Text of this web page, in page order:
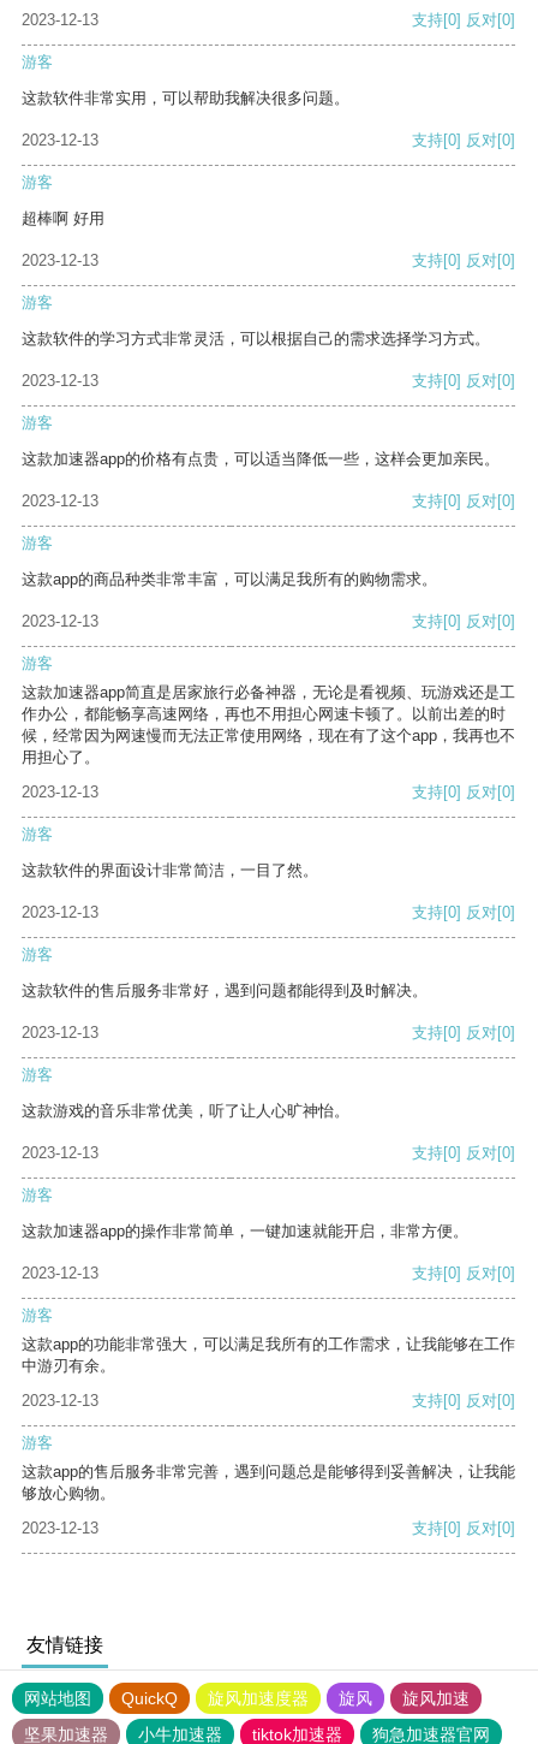
2023-12-13
支持[0] 反对[0]
游客
这款软件非常实用，可以帮助我解决很多问题。
2023-12-13 支持[0] 反对[0]
游客
超棒啊 好用
2023-12-13 支持[0] 反对[0]
游客
这款软件的学习方式非常灵活，可以根据自己的需求选择学习方式。
2023-12-13 支持[0] 反对[0]
游客
这款加速器app的价格有点贵，可以适当降低一些，这样会更加亲民。
2023-12-13 支持[0] 反对[0]
游客
这款app的商品种类非常丰富，可以满足我所有的购物需求。
2023-12-13 支持[0] 反对[0]
游客
这款加速器app简直是居家旅行必备神器，无论是看视频、玩游戏还是工
作办公，都能畅享高速网络，再也不用担心网速卡顿了。以前出差的时
候，经常因为网速慢而无法正常使用网络，现在有了这个app，我再也不
用担心了。
2023-12-13
支持[0] 反对[0]
游客
这款软件的界面设计非常简洁，一目了然。
2023-12-13 支持[0] 反对[0]
游客
这款软件的售后服务非常好，遇到问题都能得到及时解决。
2023-12-13 支持[0] 反对[0]
游客
这款游戏的音乐非常优美，听了让人心旷神怡。
2023-12-13 支持[0] 反对[0]
游客
这款加速器app的操作非常简单，一键加速就能开启，非常方便。
2023-12-13 支持[0] 反对[0]
游客
这款app的功能非常强大，可以满足我所有的工作需求，让我能够在工作
中游刃有余。
2023-12-13
支持[0] 反对[0]
游客
这款app的售后服务非常完善，遇到问题总是能够得到妥善解决，让我能
够放心购物。
2023-12-13
支持[0] 反对[0]
友情链接
网站地图 QuickQ 旋风加速度器 旋风
旋风加速
坚果加速器
小牛加速器 tiktok加速器 狗急加速器官网